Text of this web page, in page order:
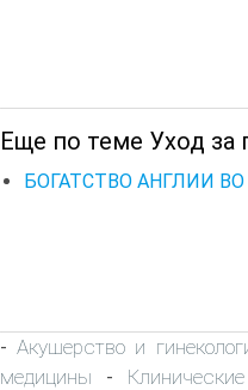
Еще по теме Уход за
БОГАТСТВО АНГЛИИ
-Акушерство и
медицины -